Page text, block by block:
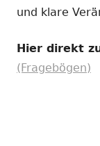
und klare
Hier direkt
(Fragebögen)